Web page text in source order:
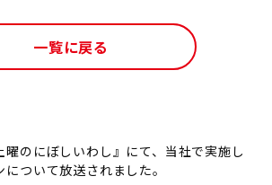
一覧に戻る
のにぼしいわし』にて、当社で実施し
ついて放送されました。